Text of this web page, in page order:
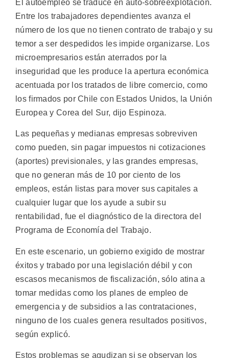
El autoempleo se traduce en auto-sobreexplotación.
Entre los trabajadores dependientes avanza el
número de los que no tienen contrato de trabajo y su
temor a ser despedidos les impide organizarse. Los
microempresarios están aterrados por la
inseguridad que les produce la apertura económica
acentuada por los tratados de libre comercio, como
los firmados por Chile con Estados Unidos, la Unión
Europea y Corea del Sur, dijo Espinoza.
Las pequeñas y medianas empresas sobreviven
como pueden, sin pagar impuestos ni cotizaciones
(aportes) previsionales, y las grandes empresas,
que no generan más de 10 por ciento de los
empleos, están listas para mover sus capitales a
cualquier lugar que los ayude a subir su
rentabilidad, fue el diagnóstico de la directora del
Programa de Economía del Trabajo.
En este escenario, un gobierno exigido de mostrar
éxitos y trabado por una legislación débil y con
escasos mecanismos de fiscalización, sólo atina a
tomar medidas como los planes de empleo de
emergencia y de subsidios a las contrataciones,
ninguno de los cuales genera resultados positivos,
según explicó.
Estos problemas se agudizan si se observan los